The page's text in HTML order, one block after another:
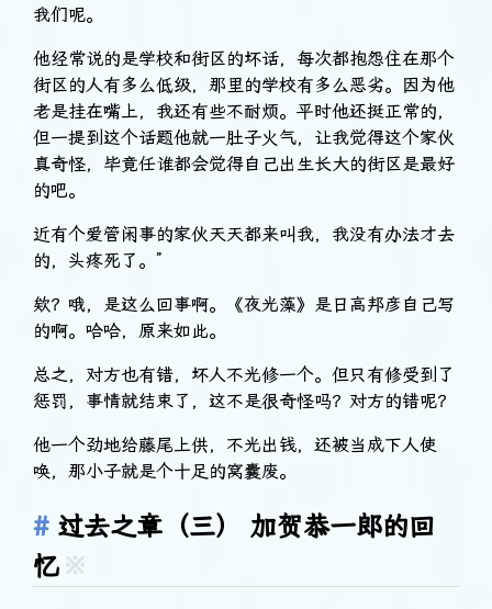
我们呢。
他经常说的是学校和街区的坏话，每次都抱怨住在那个
街区的人有多么低级，那里的学校有多么恶劣。因为他
老是挂在嘴上，我还有些不耐烦。平时他还挺正常的，
但一提到这个话题他就一肚子火气，让我觉得这个家伙
真奇怪，毕竟任谁都会觉得自己出生长大的街区是最好
的吧。
近有个爱管闲事的家伙天天都来叫我，我没有办法才去
的，头疼死了。”
欸？哦，是这么回事啊。《夜光藻》是日高邦彦自己写
的啊。哈哈，原来如此。
总之，对方也有错，坏人不光修一个。但只有修受到了
惩罚，事情就结束了，这不是很奇怪吗？对方的错呢？
他一个劲地给藤尾上供，不光出钱，还被当成下人使
唤，那小子就是个十足的窝囊废。
过去之章（三） 加贺恭一郎的回
忆